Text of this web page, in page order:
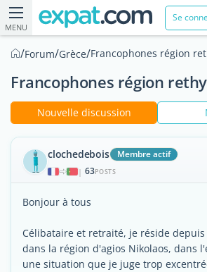
MENU
Se
/Forum/Grèce/Francophones région
Francophones région
Nouvelle discussion
clochedebois Membre actif
| 63POSTS
Bonjour à tous
Célibataire et retraité, je réside
dans la région d'agios Nikolaos, dans
une situation que je juge trop